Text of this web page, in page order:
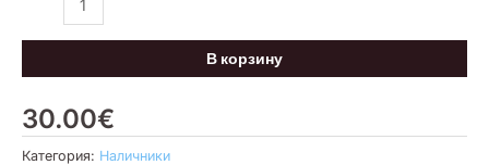
30.00€
В корзину
Категория: Наличники